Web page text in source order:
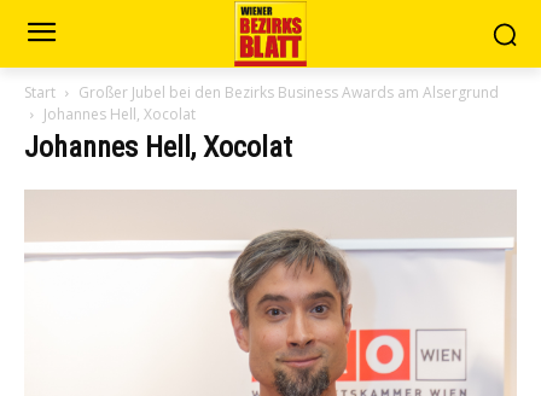
Start
Großer Jubel bei den Bezirks Business Awards am Alsergrund
Johannes Hell, Xocolat
Johannes Hell, Xocolat